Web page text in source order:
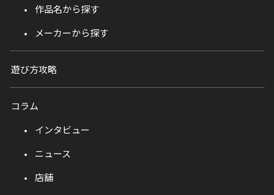
作品名から探す
メーカーから探す
遊び方攻略
コラム
インタビュー
ニュース
店舗